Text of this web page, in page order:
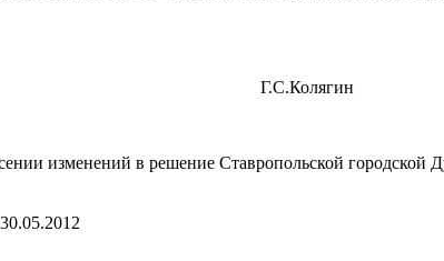
Г.С.Колягин
изменений в решение Ставропольской
30.05.2012